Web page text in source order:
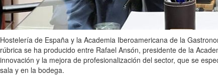
Hostelería de España y la Academia Iberoamericana de la
rúbrica se ha producido entre Rafael Ansón, presidente de la
innovación y la mejora de profesionalización del sector, que se
sala y en la bodega.